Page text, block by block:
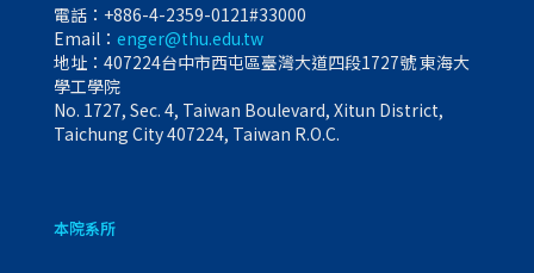
電話： +886-4-2359-0121#33000
Email： enger@thu.edu.tw
地址：407224台中市西屯區臺灣大道四段1727號 東海大
學工學院
No. 1727, Sec. 4, Taiwan Boulevard, Xitun District,
Taichung City 407224, Taiwan R.O.C.
本院系所